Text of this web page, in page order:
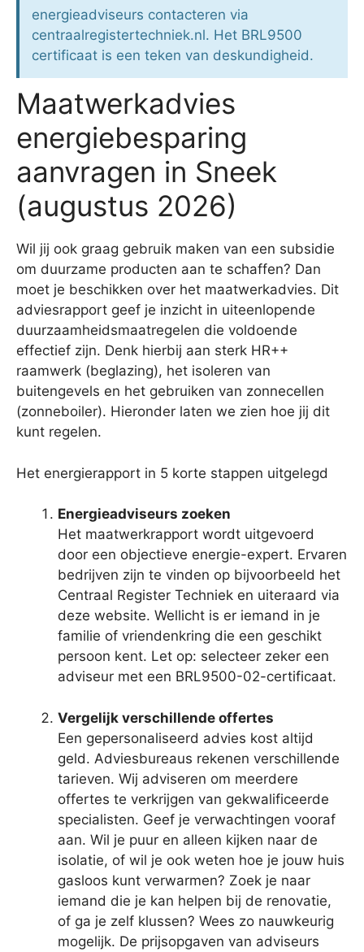
energieadviseurs contacteren via
centraalregistertechniek.nl. Het BRL9500
certificaat is een teken van deskundigheid.
Maatwerkadvies
energiebesparing
aanvragen in Sneek
(augustus 2026)
Wil jij ook graag gebruik maken van een subsidie
om duurzame producten aan te schaffen? Dan
moet je beschikken over het maatwerkadvies. Dit
adviesrapport geef je inzicht in uiteenlopende
duurzaamheidsmaatregelen die voldoende
effectief zijn. Denk hierbij aan sterk HR++
raamwerk (beglazing), het isoleren van
buitengevels en het gebruiken van zonnecellen
(zonneboiler). Hieronder laten we zien hoe jij dit
kunt regelen.
Het energierapport in 5 korte stappen uitgelegd
Energieadviseurs zoeken
Het maatwerkrapport wordt uitgevoerd
door een objectieve energie-expert. Ervaren
bedrijven zijn te vinden op bijvoorbeeld het
Centraal Register Techniek en uiteraard via
deze website. Wellicht is er iemand in je
familie of vriendenkring die een geschikt
persoon kent. Let op: selecteer zeker een
adviseur met een BRL9500-02-certificaat.
Vergelijk verschillende offertes
Een gepersonaliseerd advies kost altijd
geld. Adviesbureaus rekenen verschillende
tarieven. Wij adviseren om meerdere
offertes te verkrijgen van gekwalificeerde
specialisten. Geef je verwachtingen vooraf
aan. Wil je puur en alleen kijken naar de
isolatie, of wil je ook weten hoe je jouw huis
gasloos kunt verwarmen? Zoek je naar
iemand die je kan helpen bij de renovatie,
of ga je zelf klussen? Wees zo nauwkeurig
mogelijk. De prijsopgaven van adviseurs